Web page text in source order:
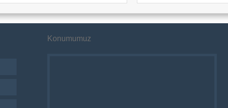
Konumumuz